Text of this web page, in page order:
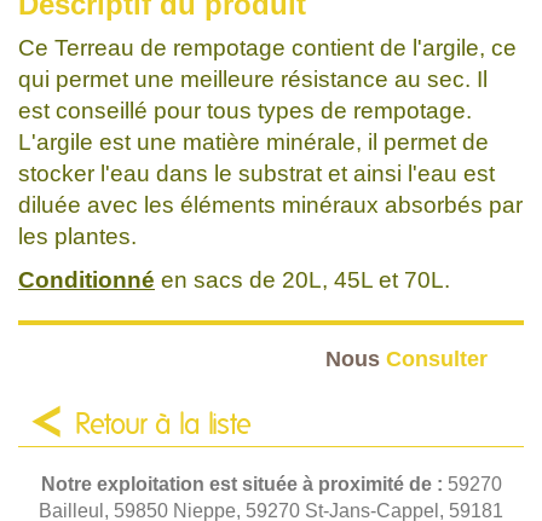
Ce Terreau de rempotage contient de l'argile, ce
qui permet une meilleure résistance au sec. Il
est conseillé pour tous types de rempotage.
L'argile est une matière minérale, il permet de
stocker l'eau dans le substrat et ainsi l'eau est
diluée avec les éléments minéraux absorbés par
les plantes.
Conditionné en sacs de 20L, 45L et 70L.
Nous Consulter
Retour à la liste
Notre exploitation est située à proximité de : 59270
Bailleul, 59850 Nieppe, 59270 St-Jans-Cappel, 59181